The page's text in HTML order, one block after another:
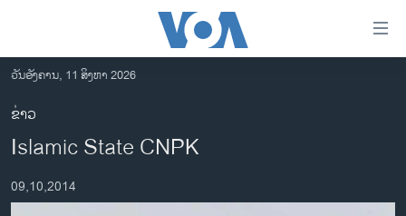
ເຂົ້າ
ຫາ
ຂ້າມ
ຂ້າມ
ໄປ
ອາເມຣິກາ
ການເລືອກຕັ້ງ ປະທານາທີບໍດີ ສະຫະລັດ 2024
ວັນອັງຄານ, 11 ສິງຫາ 2026
ຂ່າວ
Islamic State CNPK
09,10,2014